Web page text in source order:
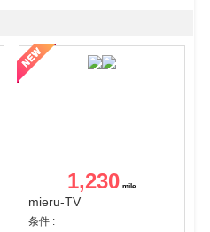
1,230
mieru-TV
条件 :